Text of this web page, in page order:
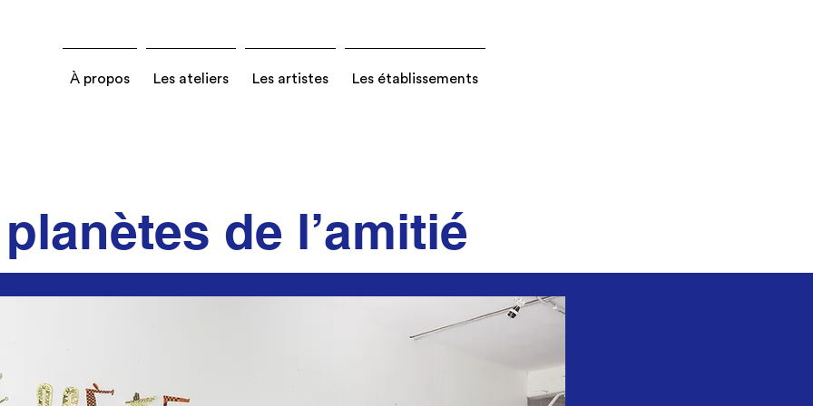
À propos Les ateliers Les artistes Les établissements
de l’amitié